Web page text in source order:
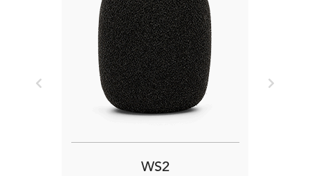
WS2
Previous Next